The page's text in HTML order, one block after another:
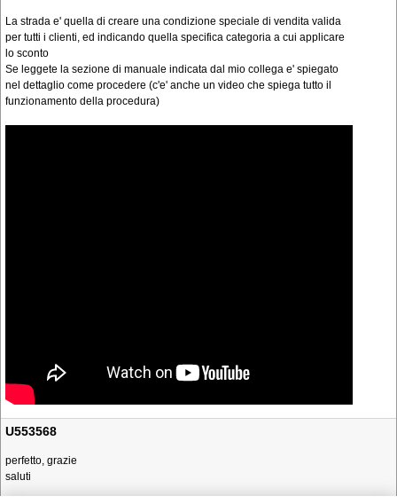
La strada e' quella di creare una condizione speciale di vendita valida
per tutti i clienti, ed indicando quella specifica categoria a cui applicare
lo sconto
Se leggete la sezione di manuale indicata dal mio collega e' spiegato
nel dettaglio come procedere (c'e' anche un video che spiega tutto il
funzionamento della procedura)
U553568
perfetto, grazie
saluti